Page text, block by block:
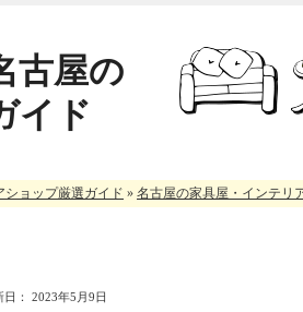
古屋の
イド
ョップ厳選ガイド » 名古屋の家具屋・インテリ
日： 2023年5月9日